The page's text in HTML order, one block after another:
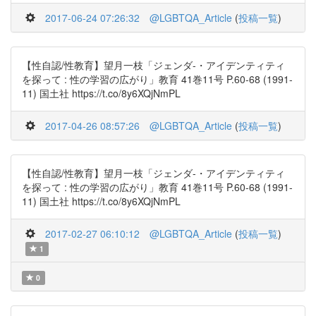
2017-06-24 07:26:32 @LGBTQA_Article (投稿一覧)
【性自認/性教育】望月一枝「ジェンダ-・アイデンティティ
を探って : 性の学習の広がり」教育 41巻11号 P.60-68 (1991-
11) 国土社 https://t.co/8y6XQjNmPL
2017-04-26 08:57:26 @LGBTQA_Article (投稿一覧)
【性自認/性教育】望月一枝「ジェンダ-・アイデンティティ
を探って : 性の学習の広がり」教育 41巻11号 P.60-68 (1991-
11) 国土社 https://t.co/8y6XQjNmPL
2017-02-27 06:10:12 @LGBTQA_Article (投稿一覧)
1
0